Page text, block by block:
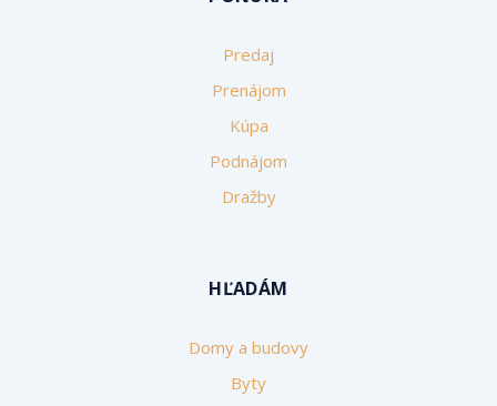
Predaj
Prenájom
Kúpa
Podnájom
Dražby
HĽADÁM
Domy a budovy
Byty